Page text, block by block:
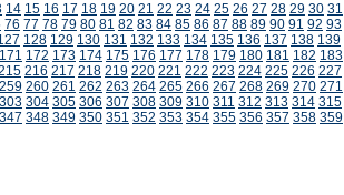
14 15 16 17 18 19 20 21 22 23 24 25 26 27 28 29 30 31
76 77 78 79 80 81 82 83 84 85 86 87 88 89 90 91 92 93
128 129 130 131 132 133 134 135 136 137 138 139
171 172 173 174 175 176 177 178 179 180 181 182 183
216 217 218 219 220 221 222 223 224 225 226 227
259 260 261 262 263 264 265 266 267 268 269 270 271
303 304 305 306 307 308 309 310 311 312 313 314 315
347 348 349 350 351 352 353 354 355 356 357 358 359